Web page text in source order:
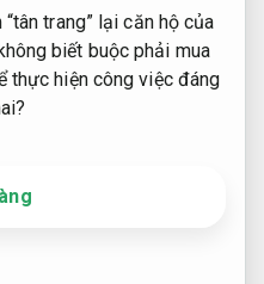
“tân trang” lại căn hộ của
biết buộc phải mua
thực hiện công việc đáng